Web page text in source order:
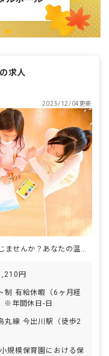
の求人
2025/12/04更新
子どもたちの成長を間近で感じませんか？あなたの温かい手が未来を育みます。
円
制 有給休暇（6ヶ月経
※年間休日-日
丸線 今出川駅（徒歩2
規模保育園における保